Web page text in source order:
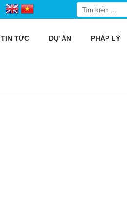
TIN TỨC DỰ ÁN PHÁP LÝ